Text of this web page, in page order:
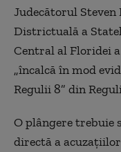
Judecătorul
Districtuală a
Central al Floridei
„încalcă în mod
Regulii 8” din
O plângere trebuie
directă a